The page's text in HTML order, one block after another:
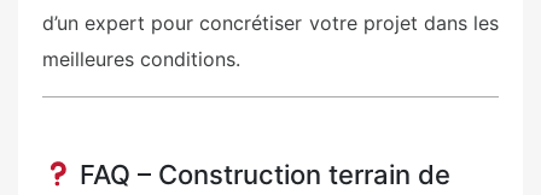
d’un expert pour concrétiser votre projet dans les
meilleures conditions.
FAQ – Construction terrain de